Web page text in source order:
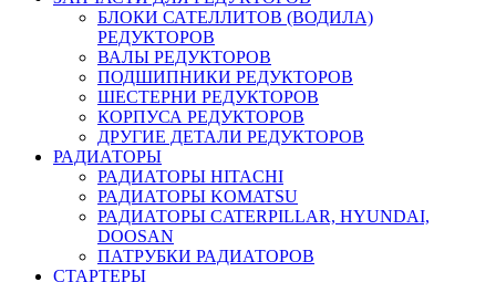
БЛОКИ САТЕЛЛИТОВ (ВОДИЛА)
РЕДУКТОРОВ
ВАЛЫ РЕДУКТОРОВ
ПОДШИПНИКИ РЕДУКТОРОВ
ШЕСТЕРНИ РЕДУКТОРОВ
КОРПУСА РЕДУКТОРОВ
ДРУГИЕ ДЕТАЛИ РЕДУКТОРОВ
РАДИАТОРЫ
РАДИАТОРЫ HITACHI
РАДИАТОРЫ KOMATSU
РАДИАТОРЫ CATERPILLAR, HYUNDAI,
DOOSAN
ПАТРУБКИ РАДИАТОРОВ
СТАРТЕРЫ